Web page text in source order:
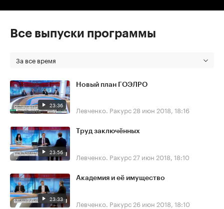
Все выпуски программы
За все время
23:36
Новый план ГОЭЛРО
Левченко. Ракурс 28 июн 2018, 18:16
23:56
Труд заключённых
Левченко. Ракурс 27 июн 2018, 18:10
23:33
Академия и её имущество
Левченко. Ракурс 26 июн 2018, 18:10